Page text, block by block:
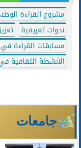
مشروع القراءة الوطني
ندوات تعريفية
مسابقات القراءة
الأنشطة
جامعات